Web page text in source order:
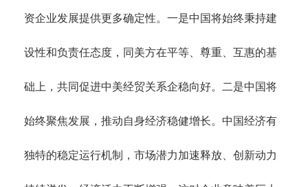
资企业发展提供更多确定性。一是中国将始终秉持建
设性和负责任态度，同美方在平等、尊重、互惠的基
础上，共同促进中美经贸关系企稳向好。二是中国将
始终聚焦发展，推动自身经济稳健增长。中国经济有
独特的稳定运行机制，市场潜力加速释放、创新动力